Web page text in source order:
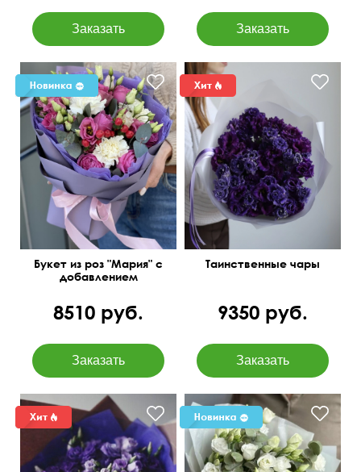
Букет из роз "Мария" с
добавлением
8510 руб.
Таинственные чары
9350 руб.